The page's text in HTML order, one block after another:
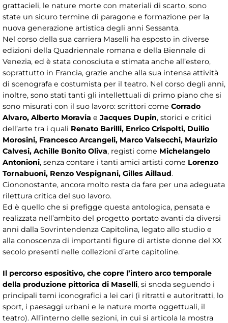
grattacieli, le nature morte con materiali di scarto, sono
state un sicuro termine di paragone e formazione per la
nuova generazione artistica degli anni Sessanta.
Nel corso della sua carriera Maselli ha esposto in diverse
edizioni della Quadriennale romana e della Biennale di
Venezia, ed è stata conosciuta e stimata anche all’estero,
soprattutto in Francia, grazie anche alla sua intensa attività
di scenografa e costumista per il teatro. Nel corso degli anni,
inoltre, sono stati tanti gli intellettuali di primo piano che si
sono misurati con il suo lavoro: scrittori come Corrado
Alvaro, Alberto Moravia e Jacques Dupin, storici e critici
dell’arte tra i quali Renato Barilli, Enrico Crispolti, Duilio
Morosini, Francesco Arcangeli, Marco Valsecchi, Maurizio
Calvesi, Achille Bonito Oliva, registi come Michelangelo
Antonioni, senza contare i tanti amici artisti come Lorenzo
Tornabuoni, Renzo Vespignani, Gilles Aillaud.
Ciononostante, ancora molto resta da fare per una adeguata
rilettura critica del suo lavoro.
Ed è quello che si prefigge questa antologica, pensata e
realizzata nell’ambito del progetto portato avanti da diversi
anni dalla Sovrintendenza Capitolina, legato allo studio e
alla conoscenza di importanti figure di artiste donne del XX
secolo presenti nelle collezioni d’arte capitoline.
Il percorso espositivo, che copre l’intero arco temporale
della produzione pittorica di Maselli, si snoda seguendo i
principali temi iconografici a lei cari (i ritratti e autoritratti, lo
sport, i paesaggi urbani e le nature morte oggettuali, il
teatro). All’interno delle sezioni, in cui si articola la mostra